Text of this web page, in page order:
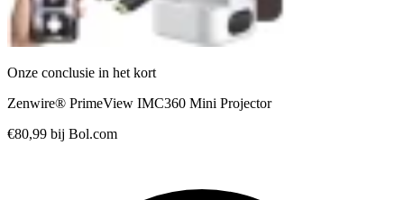
Onze conclusie in het kort
Zenwire® PrimeView IMC360 Mini Projector
€80,99 bij Bol.com